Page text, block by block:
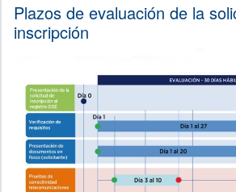
Plazos de evaluación de la
inscripción